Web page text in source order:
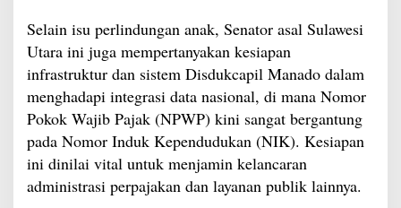
Selain isu perlindungan anak, Senator asal Sulawesi
Utara ini juga mempertanyakan kesiapan
infrastruktur dan sistem Disdukcapil Manado dalam
menghadapi integrasi data nasional, di mana Nomor
Pokok Wajib Pajak (NPWP) kini sangat bergantung
pada Nomor Induk Kependudukan (NIK). Kesiapan
ini dinilai vital untuk menjamin kelancaran
administrasi perpajakan dan layanan publik lainnya.